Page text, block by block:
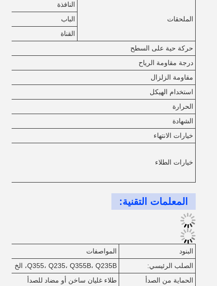
الملحقات
النافذة
الباب
القناة
حركة حية على السطح
درجة مقاومة الرياح
مقاومة الزلزال
استخدام الهيكل
الحرارة
الشهادة
خيارات الانتهاء
خيارات الطلاء
المعلمات التقنية:
البنود
المواصفات
الصلب الرئيسي:
Q355، Q235، Q355B، Q235B، الخ
الحماية من الصدأ
طلاء غليان ساخن أو مضاد للصدأ